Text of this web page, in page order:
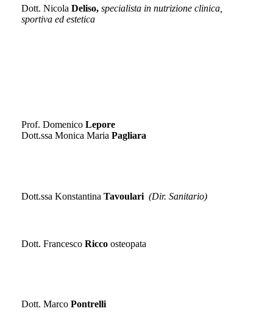
Dott. Nicola Deliso, specialista in nutrizione clinica,
sportiva ed estetica
Prof. Domenico Lepore
Dott.ssa Monica Maria Pagliara
Dott.ssa Konstantina Tavoulari (Dir. Sanitario)
Dott. Francesco Ricco osteopata
Dott. MarcoPontrelli